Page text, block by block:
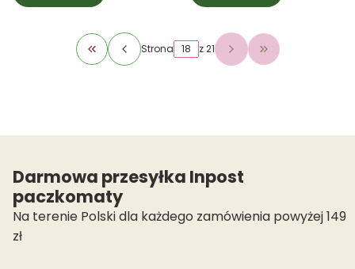
Wróć do pierwszej strony z produktami
Strona z 21 Przejdź do
Darmowa przesyłka Inpost
paczkomaty
Na terenie Polski dla każdego zamówienia powyżej 149
zł